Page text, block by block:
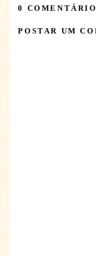
0 COMENTÁRIO
POSTAR UM